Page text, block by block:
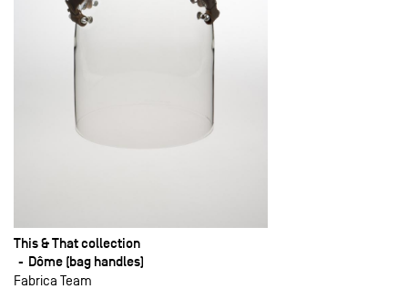
This & That collection
Dôme (bag handles)
Fabrica Team